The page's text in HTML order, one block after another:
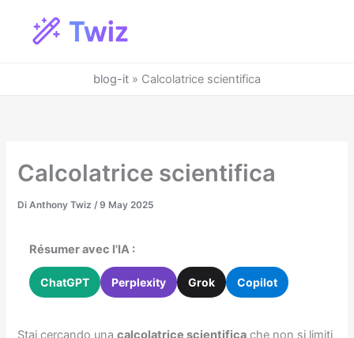
contenuto
blog-it » Calcolatrice scientifica
Calcolatrice scientifica
DiAnthony Twiz/9 May 2025
Résumer avec l'IA :
ChatGPT Perplexity Grok Copilot
Stai cercando unacalcolatrice scientifica che non si limiti